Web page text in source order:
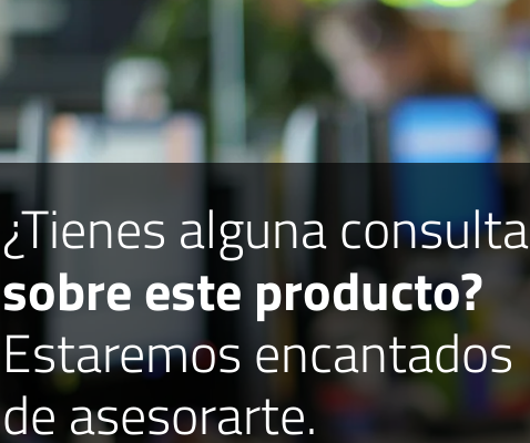
¿Tienes alguna consulta
sobre este producto?
Estaremos encantados
de asesorarte.